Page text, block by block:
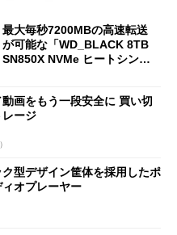
最大毎秒7200MBの高速転送
が可能な「WD_BLACK 8TB
SN850X NVMe ヒートシンク
画をもう一段安全に 買い切
レージ
型デザイン筐体を採用したポ
オプレーヤー